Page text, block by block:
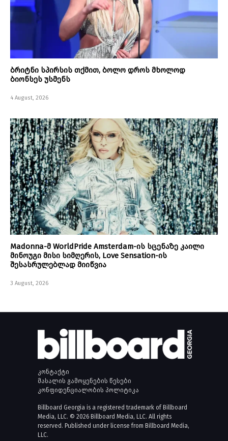
ბრიტნი სპირსის თქმით, ბოლო დროს მხოლოდ
ბიონსეს უსმენს
4 August, 2026
Madonna-მ WorldPride Amsterdam-ის სცენაზე კაილი
მინოუგი მისი სიმღერის, Love Sensation-ის
შესასრულებლად მიიწვია
3 August, 2026
კონტაქტი
მასალის გამოყენების წესები
კონფიდენციალობის პოლიტიკა
Billboard Georgia is a registered trademark of Billboard
Media, LLC. © 2026 Billboard Media, LLC. All rights
reserved. Published under license from Billboard Media,
LLC.